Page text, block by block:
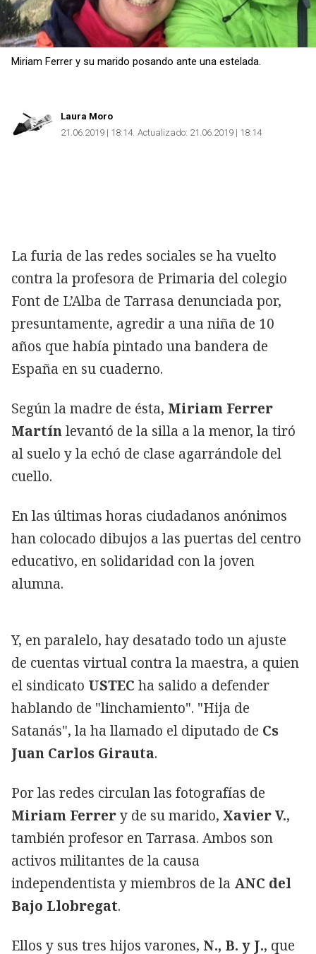
Miriam Ferrer y su marido posando ante una estelada.
Laura Moro
21.06.2019 | 18:14 Actualizado: 21.06.2019 | 18:14
La furia de las redes sociales se ha vuelto
contra la profesora de Primaria del colegio
Font de L’Alba de Tarrasa denunciada por,
presuntamente, agredir a una niña de 10
años que había pintado una bandera de
España en su cuaderno.
Según la madre de ésta, Miriam Ferrer
Martínlevantó de la silla a la menor, la tiró
al suelo y la echó de clase agarrándole del
cuello.
En las últimas horas ciudadanos anónimos
han colocado dibujos a las puertas del centro
educativo, en solidaridad con la joven
alumna.
Y, en paralelo, hay desatado todo un ajuste
de cuentas virtual contra la maestra, a quien
el sindicato USTEC ha salido a defender
hablando de "linchamiento". "Hija de
Satanás", la ha llamado el diputado de Cs
Juan Carlos Girauta.
Por las redes circulan las fotografías de
Miriam Ferrery de su marido, Xavier V.,
también profesor en Tarrasa. Ambos son
activos militantes de la causa
independentista y miembros de la ANC del
Bajo Llobregat.
Ellos y sus tres hijos varones, N., B. y J., que